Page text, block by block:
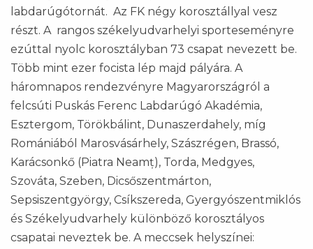
labdarúgótornát. Az FK négy korosztállyal vesz
részt. A rangos székelyudvarhelyi sporteseményre
ezúttal nyolc korosztályban 73 csapat nevezett be.
Több mint ezer focista lép majd pályára. A
háromnapos rendezvényre Magyarországról a
felcsúti Puskás Ferenc Labdarúgó Akadémia,
Esztergom, Törökbálint, Dunaszerdahely, míg
Romániából Marosvásárhely, Szászrégen, Brassó,
Karácsonkő (Piatra Neamț), Torda, Medgyes,
Szováta, Szeben, Dicsőszentmárton,
Sepsiszentgyörgy, Csíkszereda, Gyergyószentmiklós
és Székelyudvarhely különböző korosztályos
csapatai neveztek be. A meccsek helyszínei: